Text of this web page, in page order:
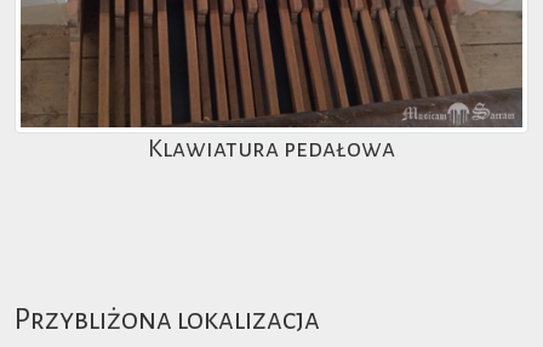
Klawiatura pedałowa
Przybliżona lokalizacja